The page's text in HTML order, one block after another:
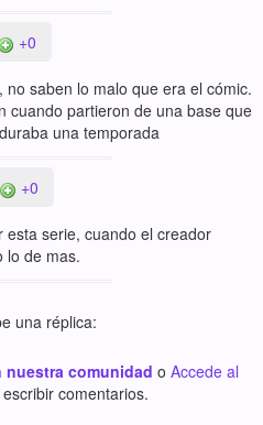
+0
saben lo malo que era el cómic.
cuando partieron de una base que
una temporada
+0
esta serie, cuando el creador
lo de mas.
una réplica:
nuestra comunidad o Accede al
comentarios.